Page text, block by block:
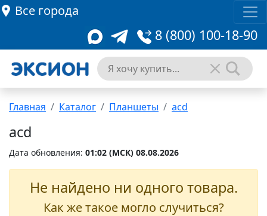
Все города
8 (800) 100-18-90
Главная Каталог Планшеты acd
acd
Дата обновления: 01:02 (MCК) 08.08.2026
Не найдено ни одного товара.
Как же такое могло случиться?